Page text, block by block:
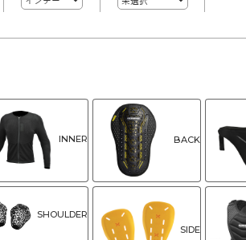
INNER BACK
SHOULDER
SIDE